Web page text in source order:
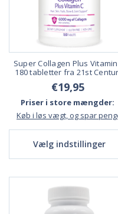
Super Collagen Plus
180 tabletter fra 21st
€19,95
Priser i store mængder:
Køb i løs vægt, og spar
Vælg indstillinger